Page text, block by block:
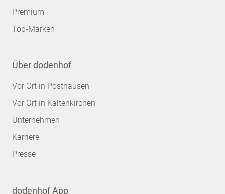
Premium
Top-Marken
Über dodenhof
Vor Ort in Posthausen
Vor Ort in Kaltenkirchen
Unternehmen
Karriere
Presse
dodenhof App